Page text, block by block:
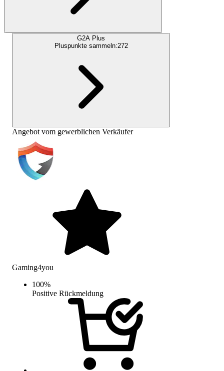
G2A Plus
Pluspunkte sammeln:272
Angebot vom gewerblichen Verkäufer
Gaming4you
100%
Positive Rückmeldung